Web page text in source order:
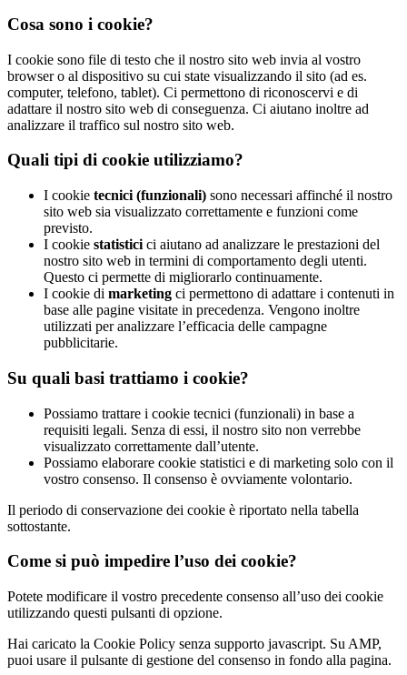
Cosa sono i cookie?
I cookie sono file di testo che il nostro sito web invia al vostro
browser o al dispositivo su cui state visualizzando il sito (ad es.
computer, telefono, tablet). Ci permettono di riconoscervi e di
adattare il nostro sito web di conseguenza. Ci aiutano inoltre ad
analizzare il traffico sul nostro sito web.
Quali tipi di cookie utilizziamo?
I cookie tecnici (funzionali) sono necessari affinché il nostro
sito web sia visualizzato correttamente e funzioni come
previsto.
I cookie statistici ci aiutano ad analizzare le prestazioni del
nostro sito web in termini di comportamento degli utenti.
Questo ci permette di migliorarlo continuamente.
I cookie di marketing ci permettono di adattare i contenuti in
base alle pagine visitate in precedenza. Vengono inoltre
utilizzati per analizzare l’efficacia delle campagne
pubblicitarie.
Su quali basi trattiamo i cookie?
Possiamo trattare i cookie tecnici (funzionali) in base a
requisiti legali. Senza di essi, il nostro sito non verrebbe
visualizzato correttamente dall’utente.
Possiamo elaborare cookie statistici e di marketing solo con il
vostro consenso. Il consenso è ovviamente volontario.
Il periodo di conservazione dei cookie è riportato nella tabella
sottostante.
Come si può impedire l’uso dei cookie?
Potete modificare il vostro precedente consenso all’uso dei cookie
utilizzando questi pulsanti di opzione.
Hai caricato la Cookie Policy senza supporto javascript. Su AMP,
puoi usare il pulsante di gestione del consenso in fondo alla pagina.